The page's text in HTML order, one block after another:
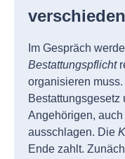
Im Gespräch
Bestattungspflicht
organisieren
Bestattungsgesetz
Angehörigen,
ausschlagen. Die
Ende zahlt.